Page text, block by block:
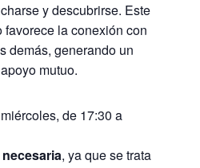
y descubrirse. Este
la conexión con
demás, generando un
mutuo.
de 17:30 a
, ya que se trata